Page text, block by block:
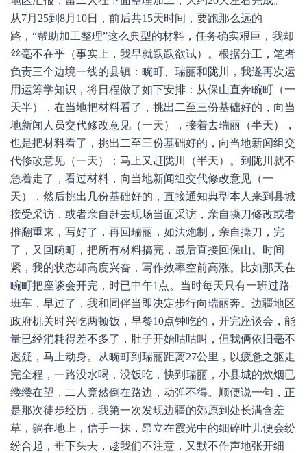
从7月25到8月10日，前后共15天时间，要跑那么远的
路，“帮助加工整理”这么典型的材料，任务确实艰巨，我却
丝毫不在乎（事实上，我早就跃跃欲试）。根据分工，笔者
负责三个边境一线的县镇：畹町、瑞丽和陇川，我遂再次运
用运筹学知识，将日程做了如下安排：从保山直奔畹町（一
天半），在当地把材料看了，挑出二至三份基础好的，向当
地新闻人员交代修改意见（一天），接着去瑞丽（半天），
也是把材料看了，挑出二至三份基础好的，向当地新闻组交
代修改意见（一天）；马上又赶陇川（半天）。到陇川就不
急着走了，看过材料，向当地新闻组交代修改意见（一
天），然后挑出几份基础好的，直接通知典型本人来到县城
接受采访，或者亲自赶去现场当面采访，亲自操刀修改或者
推翻重来，写好了，再回瑞丽，如法炮制，亲自操刀，完
了，又回畹町，把所有材料搞完，最后直接回保山。时间
紧，我的状态却高度兴奋，写作效率空前高涨。比如那天在
畹町把座谈会开完，时已中午1点。当时每天只有一班过路
班车，早过了，我和同伴当即决定步行向瑞丽奔。边疆地区
政府机关时兴吃两顿饭，早餐10点钟吃的，开完座谈会，能
量已经消耗得差不多了，肚子开始咕咕叫，但我俩依旧毫不
迟疑，马上动身。从畹町到瑞丽距离27公里，以疲惫之躯走
完全程，一路没水喝，没饭吃，快到瑞丽，小县城的炊烟已
缕缕在望，二人竟然倒在路边，动弹不得。顺便说一句，正
是那次徒步经历，我第一次发现边疆的郊原到处长满含羞
草，躺在地上，信手一抹，昂立在霞光中的细碎叶儿便会纷
纷合起，垂下头去，趁我们不注意，又默不作声地张开细